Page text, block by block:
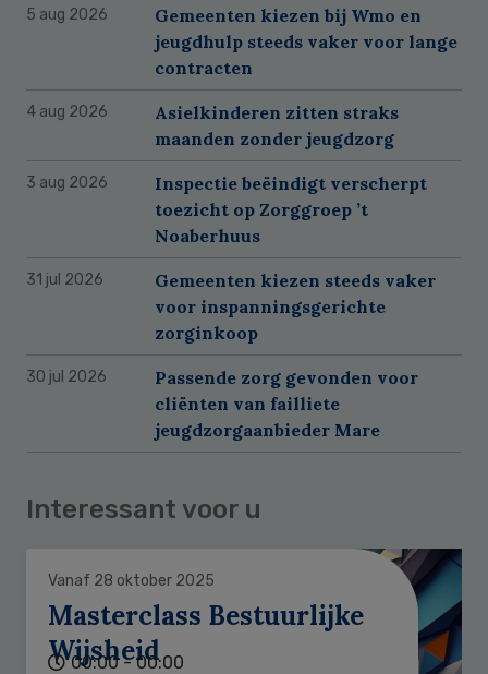
5 aug 2026
Gemeenten kiezen bij Wmo en
jeugdhulp steeds vaker voor lange
contracten
4 aug 2026
Asielkinderen zitten straks
maanden zonder jeugdzorg
3 aug 2026
Inspectie beëindigt verscherpt
toezicht op Zorggroep ’t
Noaberhuus
31 jul 2026
Gemeenten kiezen steeds vaker
voor inspanningsgerichte
zorginkoop
30 jul 2026
Passende zorg gevonden voor
cliënten van failliete
jeugdzorgaanbieder Mare
Interessant voor u
Vanaf 28 oktober 2025
Masterclass Bestuurlijke
Wijsheid
00:00 - 00:00